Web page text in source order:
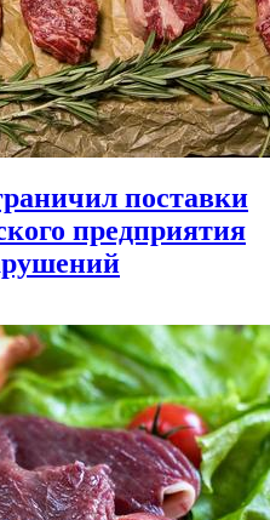
поставки
предприятия